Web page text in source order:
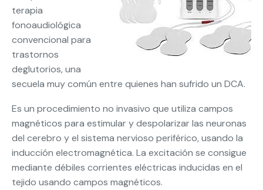
terapia
fonoaudiológica
convencional para
trastornos
deglutorios, una
secuela muy común entre quienes han sufrido un DCA.
Es un procedimiento no invasivo que utiliza campos
magnéticos para estimular y despolarizar las neuronas
del cerebro y el sistema nervioso periférico, usando la
inducción electromagnética. La excitación se consigue
mediante débiles corrientes eléctricas inducidas en el
tejido usando campos magnéticos.